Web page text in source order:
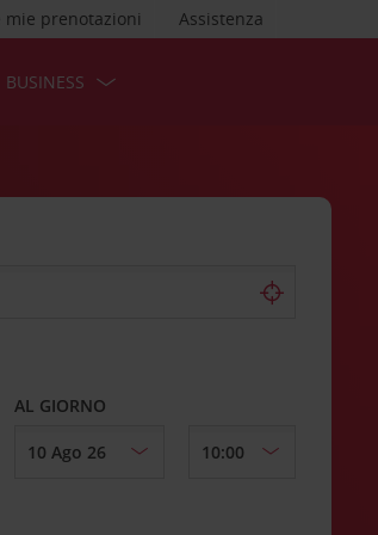
Assistenza
mie prenotazioni
BUSINESS
AL GIORNO